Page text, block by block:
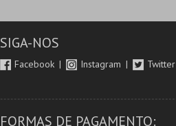
SIGA-NOS
Facebook Instagram Twitter
FORMAS DE PAGAMENTO: